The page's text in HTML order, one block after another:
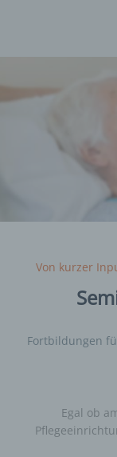
Von kurzer
Fortbildungen
Egal ob